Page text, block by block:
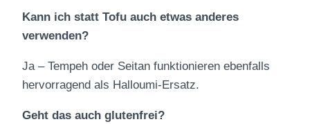
Kann ich statt Tofu auch etwas anderes
verwenden?
Ja – Tempeh oder Seitan funktionieren ebenfalls
hervorragend als Halloumi-Ersatz.
Geht das auch glutenfrei?